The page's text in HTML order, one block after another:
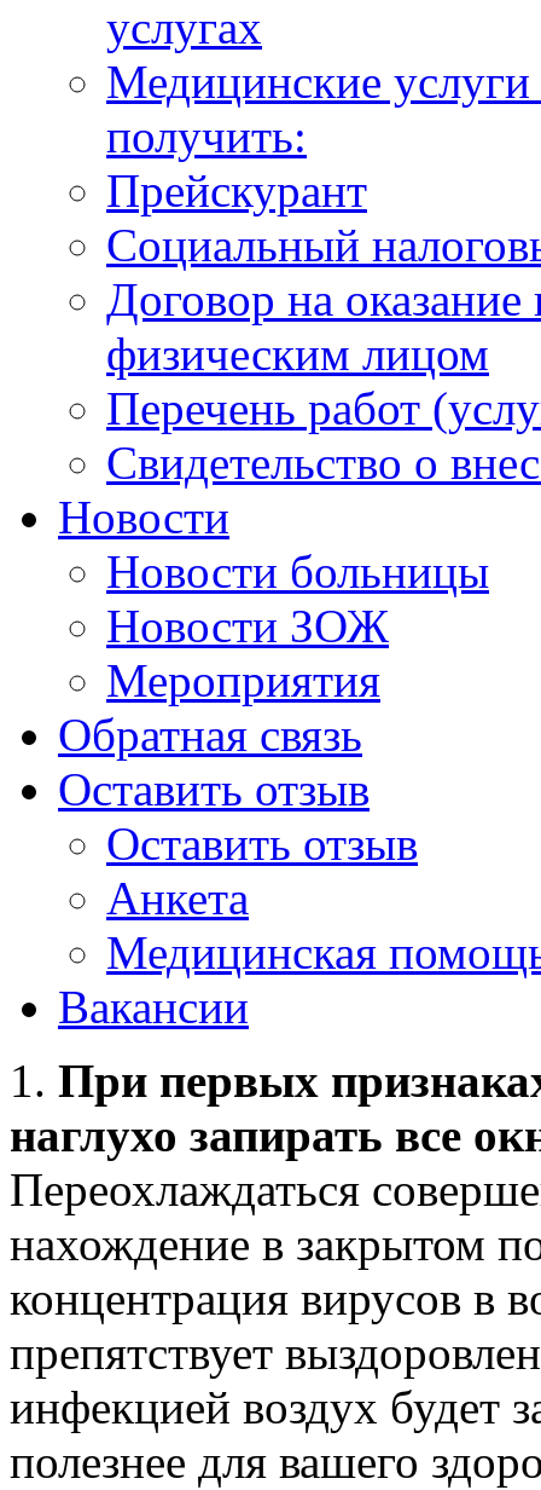
услугах
Медицинские
получить:
Прейскурант
Социальный
Договор на
физическим лицом
Перечень работ
Свидетельство о
Новости
Новости больницы
Новости ЗОЖ
Мероприятия
Обратная связь
Оставить отзыв
Оставить отзыв
Анкета
Медицинская
Вакансии
1. При первых
наглухо запирать все
Переохлаждаться
нахождение в закрытом
концентрация вирусов в
препятствует
инфекцией воздух будет
полезнее для вашего